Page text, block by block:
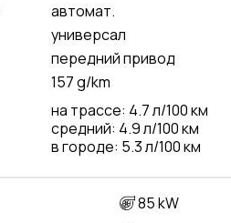
автомат.
универсал
передний привод
157 g/km
на трассе: 4.7 л/100 км
средний: 4.9 л/100 км
в городе: 5.3 л/100 км
85 kW